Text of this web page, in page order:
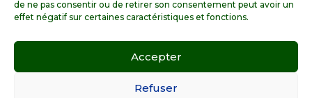
de ne pas consentir ou de retirer son consentement peut avoir un
effet négatif sur certaines caractéristiques et fonctions.
Accepter
Refuser
jardin (sous réserve de stock disponible)
en France Métropolitaine